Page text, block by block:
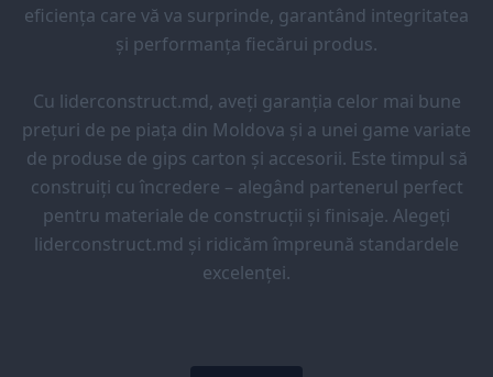
eficiența care vă va surprinde, garantând integritatea
și performanța fiecărui produs.
Cu liderconstruct.md, aveți garanția celor mai bune
prețuri de pe piața din Moldova și a unei game variate
de produse de gips carton și accesorii. Este timpul să
construiți cu încredere – alegând partenerul perfect
pentru materiale de construcții și finisaje. Alegeți
liderconstruct.md și ridicăm împreună standardele
excelenței.